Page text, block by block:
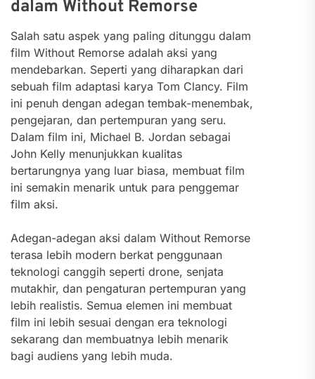
dalam Without Remorse
Salah satu aspek yang paling ditunggu dalam
film Without Remorse adalah aksi yang
mendebarkan. Seperti yang diharapkan dari
sebuah film adaptasi karya Tom Clancy. Film
ini penuh dengan adegan tembak-menembak,
pengejaran, dan pertempuran yang seru.
Dalam film ini, Michael B. Jordan sebagai
John Kelly menunjukkan kualitas
bertarungnya yang luar biasa, membuat film
ini semakin menarik untuk para penggemar
film aksi.
Adegan-adegan aksi dalam Without Remorse
terasa lebih modern berkat penggunaan
teknologi canggih seperti drone, senjata
mutakhir, dan pengaturan pertempuran yang
lebih realistis. Semua elemen ini membuat
film ini lebih sesuai dengan era teknologi
sekarang dan membuatnya lebih menarik
bagi audiens yang lebih muda.